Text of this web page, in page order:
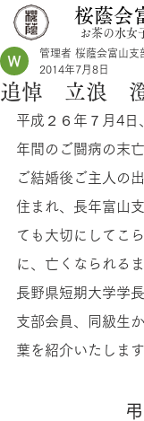
桜蔭会
お茶の水女
追悼 立浪
管理者 桜蔭会富山支
2014年7月8日
平成２６年７月4日
年間のご闘病の末
ご結婚後ご主人の
住まれ、長年富山
ても大切にしてこ
に、亡くなられる
長野県短期大学学
支部会員、同級生
葉を紹介いたします